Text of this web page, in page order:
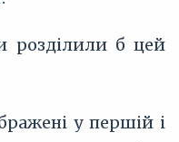
розділили б цей
у першій і